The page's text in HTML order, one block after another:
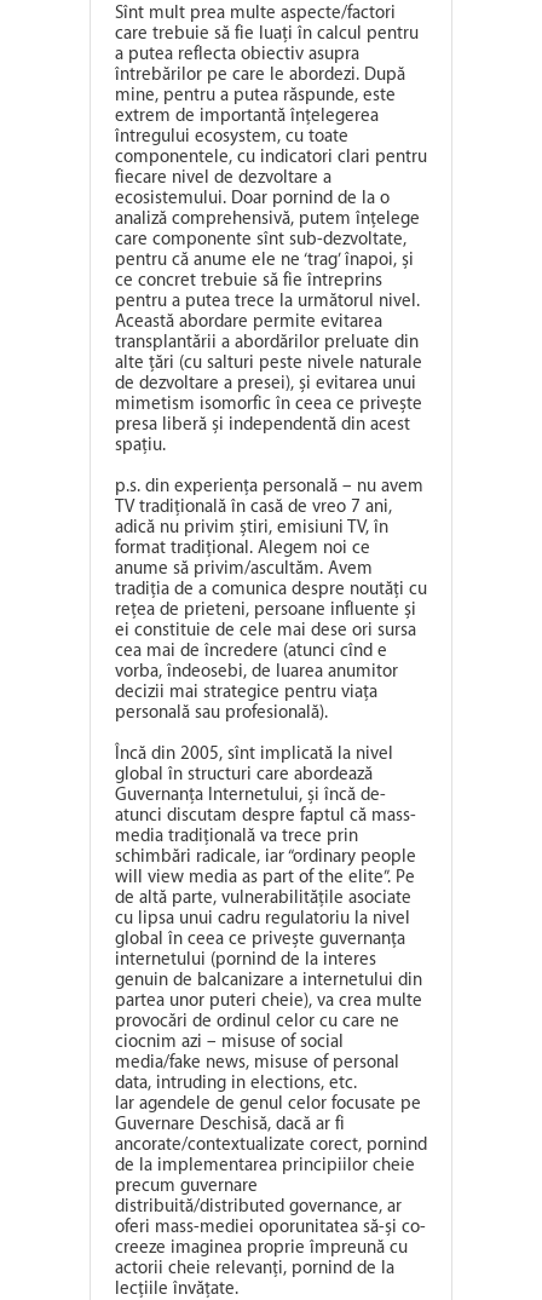
Sînt mult prea multe aspecte/factori
care trebuie să fie luați în calcul pentru
a putea reflecta obiectiv asupra
întrebărilor pe care le abordezi. După
mine, pentru a putea răspunde, este
extrem de importantă înțelegerea
întregului ecosystem, cu toate
componentele, cu indicatori clari pentru
fiecare nivel de dezvoltare a
ecosistemului. Doar pornind de la o
analiză comprehensivă, putem înțelege
care componente sînt sub-dezvoltate,
pentru că anume ele ne ‘trag’ înapoi, și
ce concret trebuie să fie întreprins
pentru a putea trece la următorul nivel.
Această abordare permite evitarea
transplantării a abordărilor preluate din
alte țări (cu salturi peste nivele naturale
de dezvoltare a presei), și evitarea unui
mimetism isomorfic în ceea ce privește
presa liberă și independentă din acest
spațiu.
p.s. din experiența personală – nu avem
TV tradițională în casă de vreo 7 ani,
adică nu privim știri, emisiuni TV, în
format tradițional. Alegem noi ce
anume să privim/ascultăm. Avem
tradiția de a comunica despre noutăți cu
rețea de prieteni, persoane influente și
ei constituie de cele mai dese ori sursa
cea mai de încredere (atunci cînd e
vorba, îndeosebi, de luarea anumitor
decizii mai strategice pentru viața
personală sau profesională).
Încă din 2005, sînt implicată la nivel
global în structuri care abordează
Guvernanța Internetului, și încă de-
atunci discutam despre faptul că mass-
media tradițională va trece prin
schimbări radicale, iar “ordinary people
will view media as part of the elite”. Pe
de altă parte, vulnerabilitățile asociate
cu lipsa unui cadru regulatoriu la nivel
global în ceea ce privește guvernanța
internetului (pornind de la interes
genuin de balcanizare a internetului din
partea unor puteri cheie), va crea multe
provocări de ordinul celor cu care ne
ciocnim azi – misuse of social
media/fake news, misuse of personal
data, intruding in elections, etc.
Iar agendele de genul celor focusate pe
Guvernare Deschisă, dacă ar fi
ancorate/contextualizate corect, pornind
de la implementarea principiilor cheie
precum guvernare
distribuită/distributed governance, ar
oferi mass-mediei oporunitatea să-și co-
creeze imaginea proprie împreună cu
actorii cheie relevanți, pornind de la
lecțiile învățate.